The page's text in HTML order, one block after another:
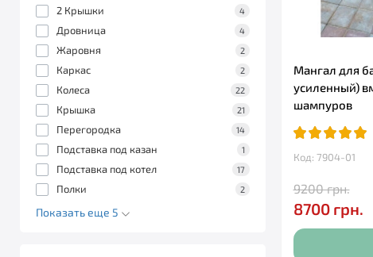
2 Крышки 4
Дровница 4
Жаровня 2
Каркас 2
Колеса 22
Крышка 21
Перегородка 14
Подставка под казан 1
Подставка под котел 17
Полки 2
Показать еще 5
Мангал для
усиленный)
шампуров
Код: 7904-01
9200 грн.
8700 грн.